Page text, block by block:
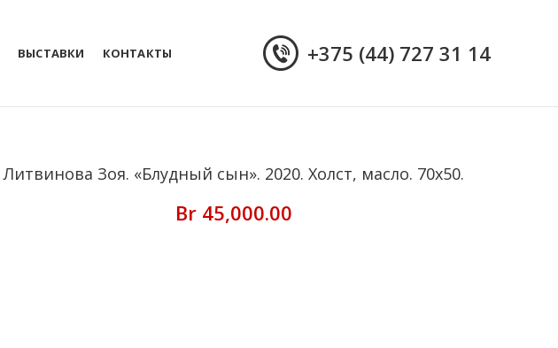
ВЫСТАВКИ КОНТАКТЫ +375 (44) 727 31 14
Литвинова Зоя. «Блудный сын». 2020. Холст, масло. 70х50.
Br45,000.00